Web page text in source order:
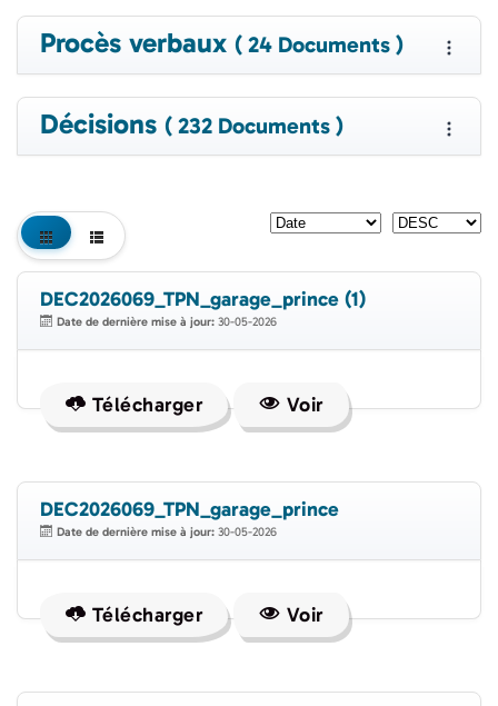
Procès verbaux ( 24 Documents )
Décisions ( 232 Documents )
DEC2026069_TPN_garage_prince (1)
Date de dernière mise à jour: 30-05-2026
Télécharger Voir
DEC2026069_TPN_garage_prince
Date de dernière mise à jour: 30-05-2026
Télécharger Voir